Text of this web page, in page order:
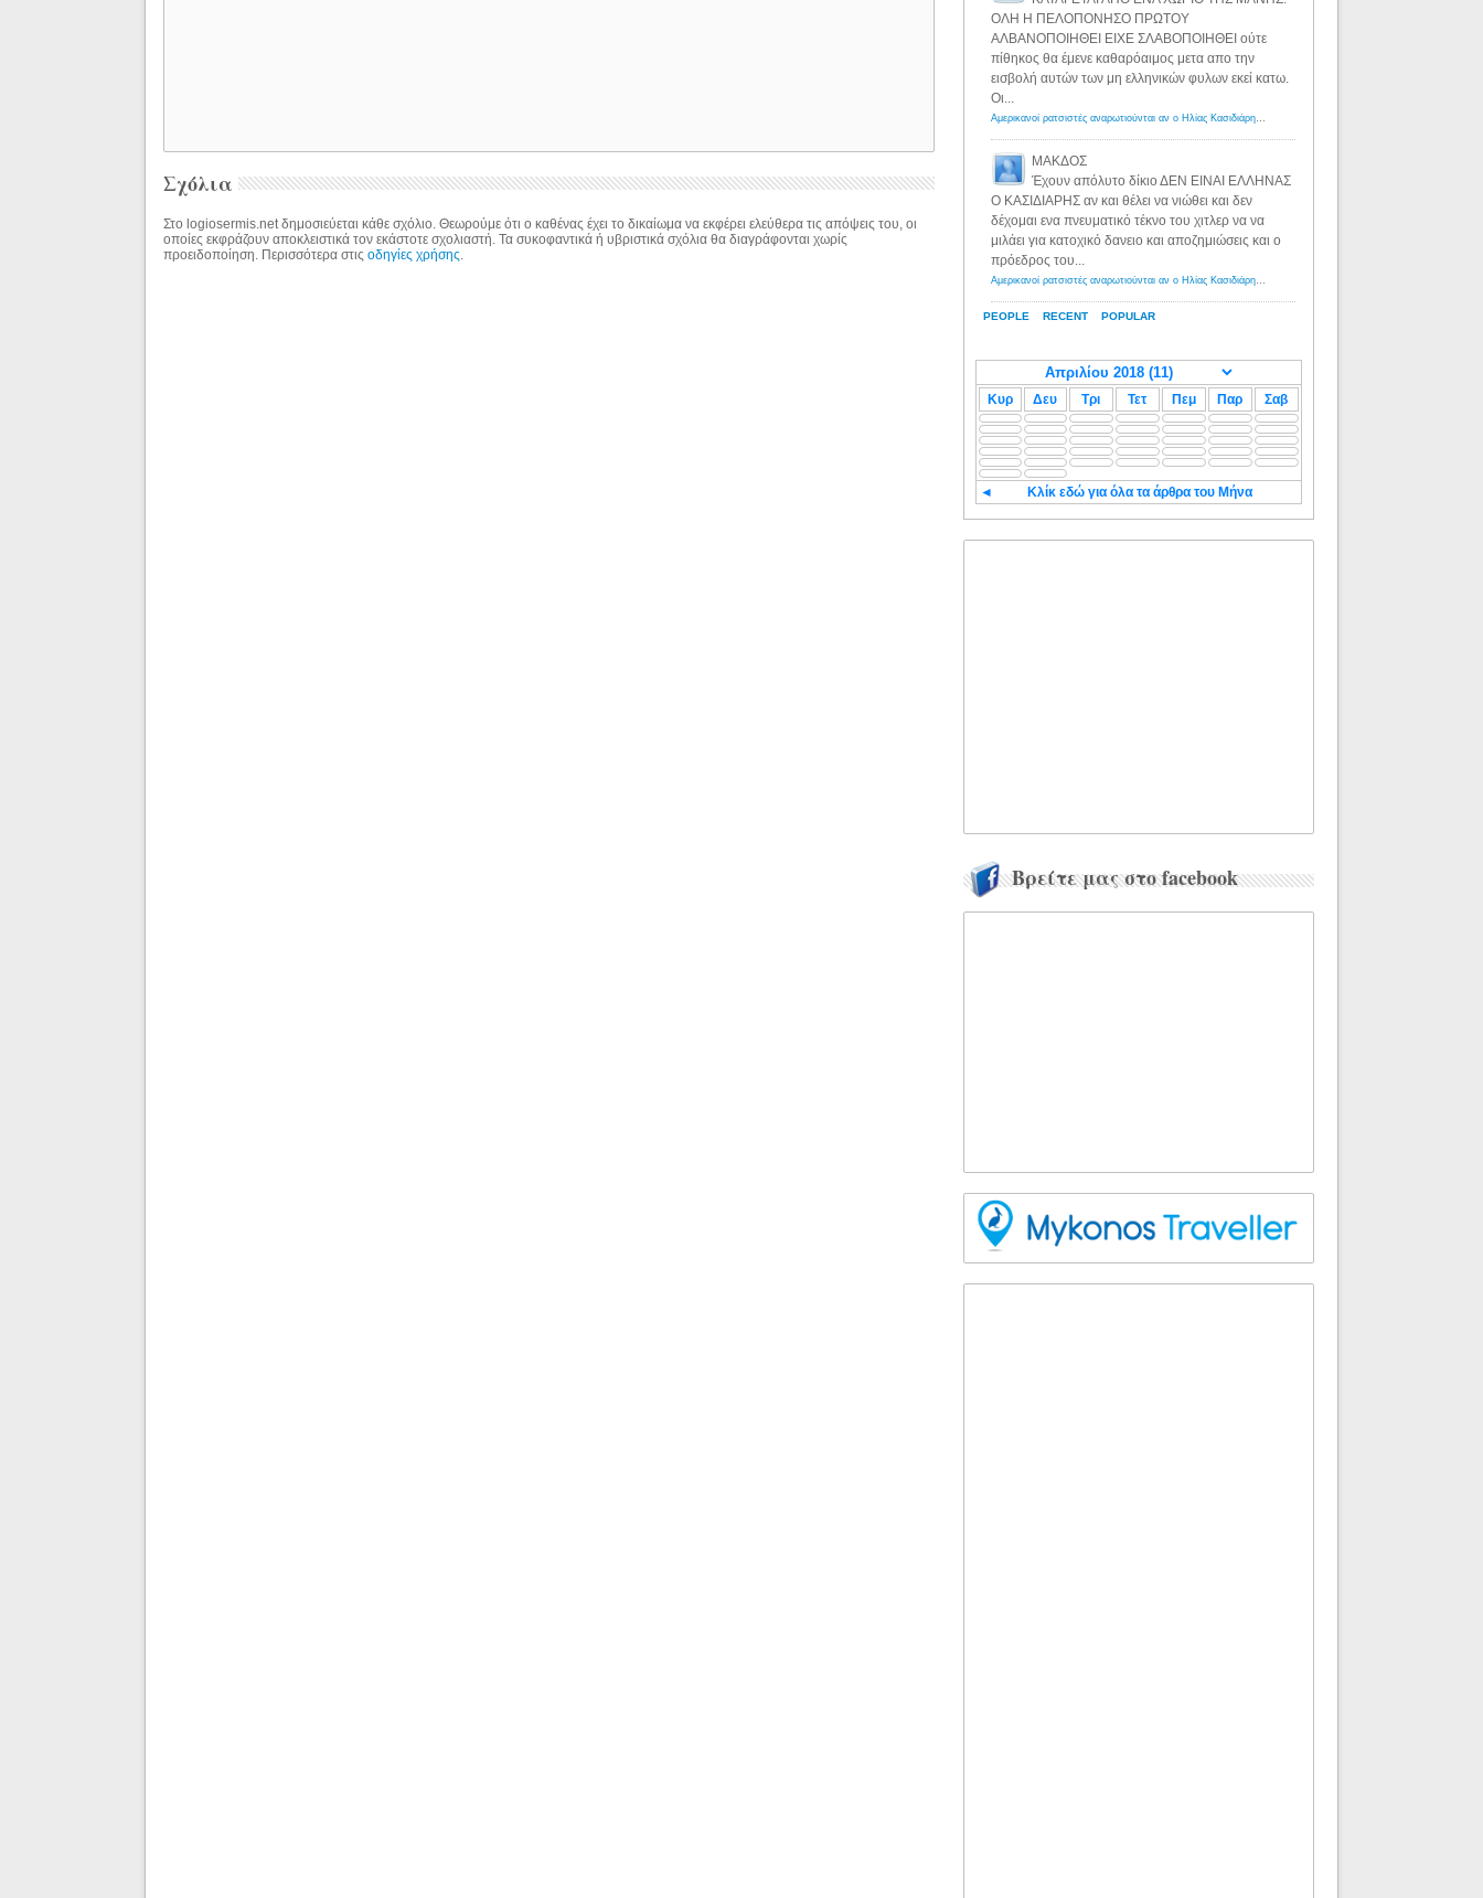
Σχόλια
Στο logiosermis.net δημοσιεύεται κάθε σχόλιο. Θεωρούμε ότι ο καθένας έχει το δικαίωμα να εκφέρει ελεύθερα τις απόψεις του, οι
οποίες εκφράζουν αποκλειστικά τον εκάστοτε σχολιαστή. Τα συκοφαντικά ή υβριστικά σχόλια θα διαγράφονται χωρίς
προειδοποίηση. Περισσότερα στιςοδηγίες χρήσης
PEOPLE RECENT POPULAR
ΟΛΗ Η ΠΕΛΟΠΟΝΗΣΟ ΠΡΩΤΟΥ
ΑΛΒΑΝΟΠΟΙΗΘΕΙ ΕΙΧΕ ΣΛΑΒΟΠΟΙΗΘΕΙ ούτε
πίθηκος θα έμενε καθαρόαιμος μετα απο την
εισβολή αυτών των μη ελληνικών φυλων εκεί κατω.
Οι...
Αμερικανοί ρατσιστές αναρωτιούνται αν ο Ηλίας Κασιδιάρης ανήκει στη λευκή φυλή... - Λόγιος Ερμής
ΜΑΚΔΟΣ
Έχουν απόλυτο δίκιο ΔΕΝ ΕΙΝΑΙ ΕΛΛΗΝΑΣ
Ο ΚΑΣΙΔΙΑΡΗΣ αν και θέλει να νιώθει και δεν
δέχομαι ενα πνευματικό τέκνο του χιτλερ να να
μιλάει για κατοχικό δανειο και αποζημιώσεις και ο
πρόεδρος του...
Αμερικανοί ρατσιστές αναρωτιούνται αν ο Ηλίας Κασιδιάρης ανήκει στη λευκή φυλή... - Λόγιος Ερμής
Κυρ Δευ Τρι Τετ Πεμ Παρ Σαβ
◄ Κλίκ εδώ για όλα τα άρθρα του Μήνα
Βρείτε μας στο facebook